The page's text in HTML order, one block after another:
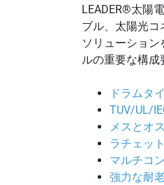
LEADER®太陽
ブル、太陽光
ソリューショ
ルの重要な構成
ドラムタ
TUV/UL/
メスとオ
ラチェッ
マルチコ
強力な耐